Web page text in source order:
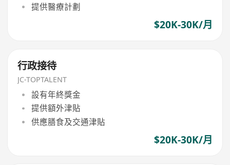
提供醫療計劃
$20K-30K/月
行政接待
JC-TOPTALENT
設有年終獎金
提供額外津貼
供應膳食及交通津貼
$20K-30K/月